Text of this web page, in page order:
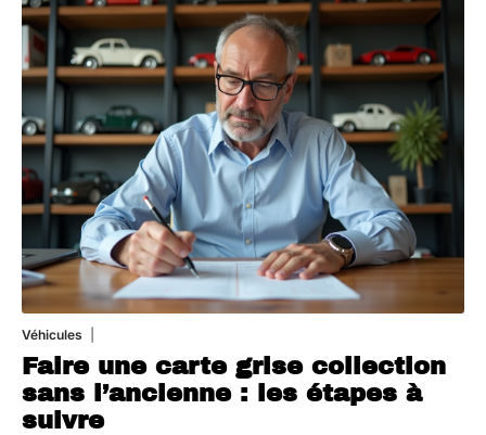
Véhicules
Faire une carte grise collection
sans l’ancienne : les étapes à
suivre